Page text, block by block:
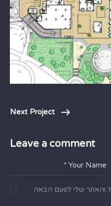
Next Project
Leave a comment
והאתר שלי לפעם הבאה